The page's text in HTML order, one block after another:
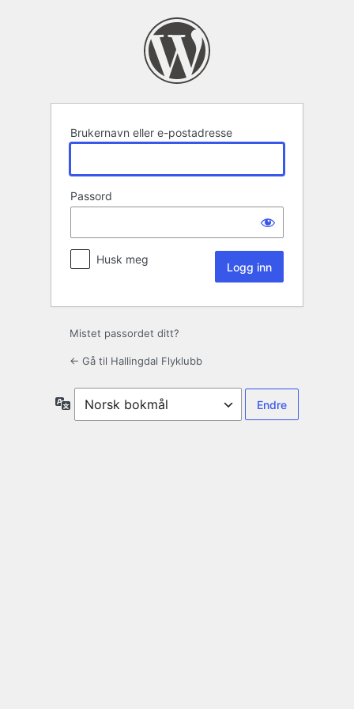
Brukernavn eller e-postadresse
Passord
Husk meg
Mistet passordet ditt?
← Gå til Hallingdal Flyklubb
Språk